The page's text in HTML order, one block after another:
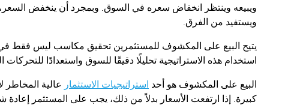
ويبيعه وينتظر انخفاض سعره في السوق. وبمجرد أن ينخفض السعر،
ويستفيد من الفرق.
يتيح البيع على المكشوف للمستثمرين تحقيق مكاسب ليس فقط في
استخدام هذه الاستراتيجية تحليلًا دقيقًا للسوق واستعدادًا للتحركات
البيع على المكشوف هو أحد استراتيجيات الاستثمار عالية المخاطر
كبيرة. إذا ارتفعت الأسعار بدلاً من ذلك، يجب على المستثمر